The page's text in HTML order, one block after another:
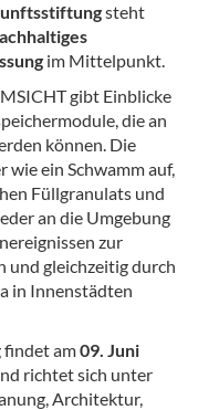
steht
im Mittelpunkt.
gibt Einblicke
die an
können. Die
wie ein Schwamm auf,
Füllgranulats und
an die Umgebung
zur
und gleichzeitig durch
in Innenstädten
findet am09. Juni
richtet sich unter
Architektur,